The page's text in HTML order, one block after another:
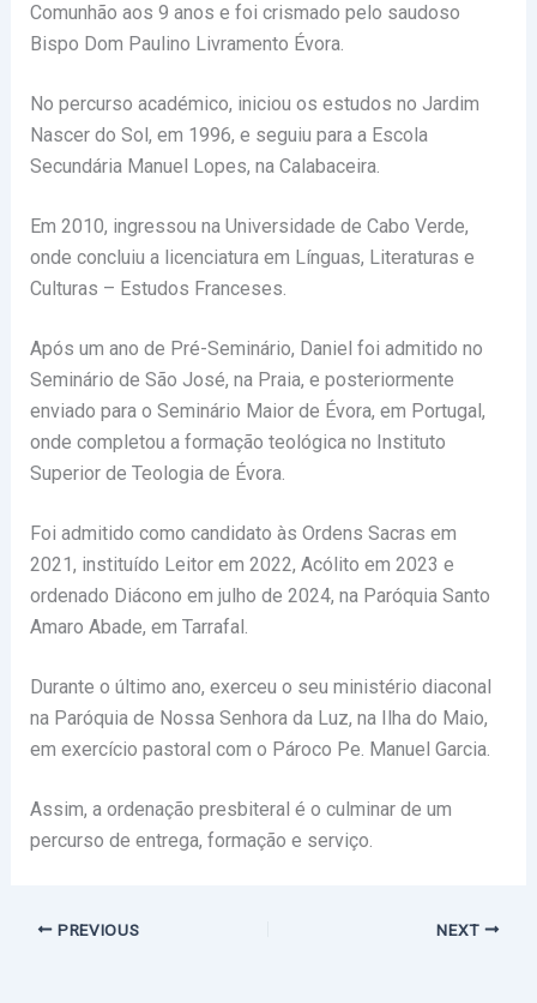
Comunhão aos 9 anos e foi crismado pelo saudoso
Bispo Dom Paulino Livramento Évora.
No percurso académico, iniciou os estudos no Jardim
Nascer do Sol, em 1996, e seguiu para a Escola
Secundária Manuel Lopes, na Calabaceira.
Em 2010, ingressou na Universidade de Cabo Verde,
onde concluiu a licenciatura em Línguas, Literaturas e
Culturas – Estudos Franceses.
Após um ano de Pré-Seminário, Daniel foi admitido no
Seminário de São José, na Praia, e posteriormente
enviado para o Seminário Maior de Évora, em Portugal,
onde completou a formação teológica no Instituto
Superior de Teologia de Évora.
Foi admitido como candidato às Ordens Sacras em
2021, instituído Leitor em 2022, Acólito em 2023 e
ordenado Diácono em julho de 2024, na Paróquia Santo
Amaro Abade, em Tarrafal.
Durante o último ano, exerceu o seu ministério diaconal
na Paróquia de Nossa Senhora da Luz, na Ilha do Maio,
em exercício pastoral com o Pároco Pe. Manuel Garcia.
Assim, a ordenação presbiteral é o culminar de um
percurso de entrega, formação e serviço.
PREVIOUS NEXT